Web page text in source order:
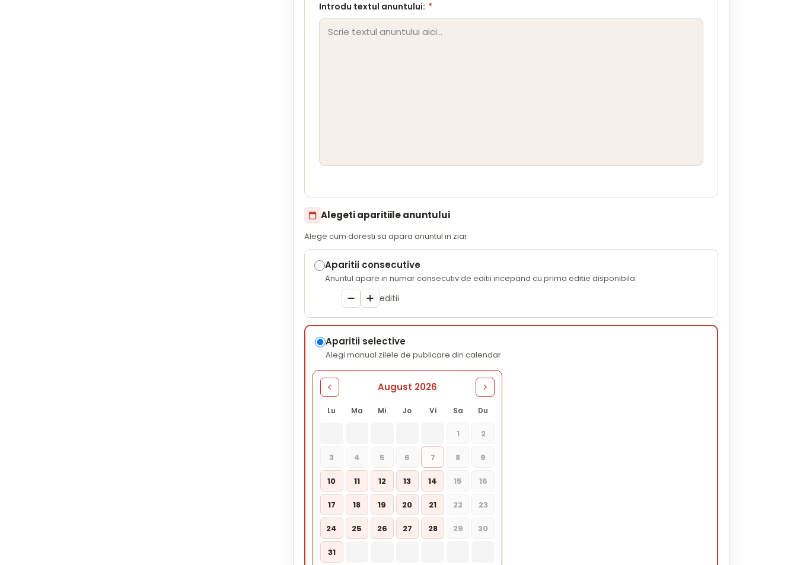
Introdu textul anuntului: *
Alegeti aparitiile anuntului
Alege cum doresti sa apara anuntul in ziar
Aparitii consecutive
Anuntul apare in numar consecutiv de editii incepand cu prima editie disponibila
editii
Aparitii selective
Alegi manual zilele de publicare din calendar
August 2026
Lu Ma Mi Jo Vi Sa Du
1 2
3 4 5 6 7 8 9
10 11 12 13 14 15 16
17 18 19 20 21 22 23
24 25 26 27 28 29 30
31